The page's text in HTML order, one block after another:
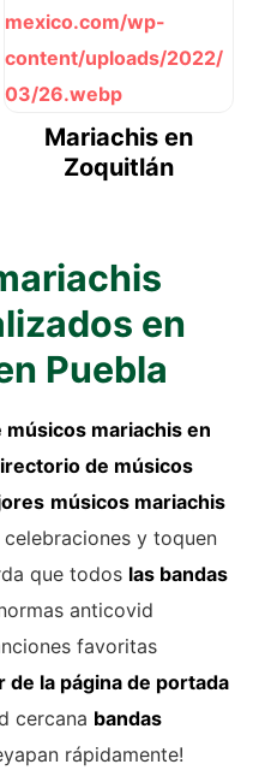
Mariachis en
Zoquitlán
en
Puebla
músicos mariachis en
de músicos
músicos mariachis
y toquen
que todos las bandas
anticovid
favoritas
de la página de portada
cercana bandas
rápidamente!